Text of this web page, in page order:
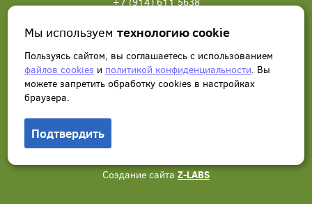
Написать нам Заказать звонок
Создание сайта Z-LABS
Мы используемтехнологию cookie
Пользуясь сайтом, вы соглашаетесь с использованием
файлов cookies и политикой конфиденциальности. Вы
можете запретить обработку сookies в настройках
браузера.
Подтвердить